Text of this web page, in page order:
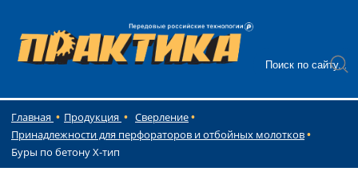
Главная Продукция
Сверление
Принадлежности для перфораторов и отбойных молотков
Буры по бетону Х-тип